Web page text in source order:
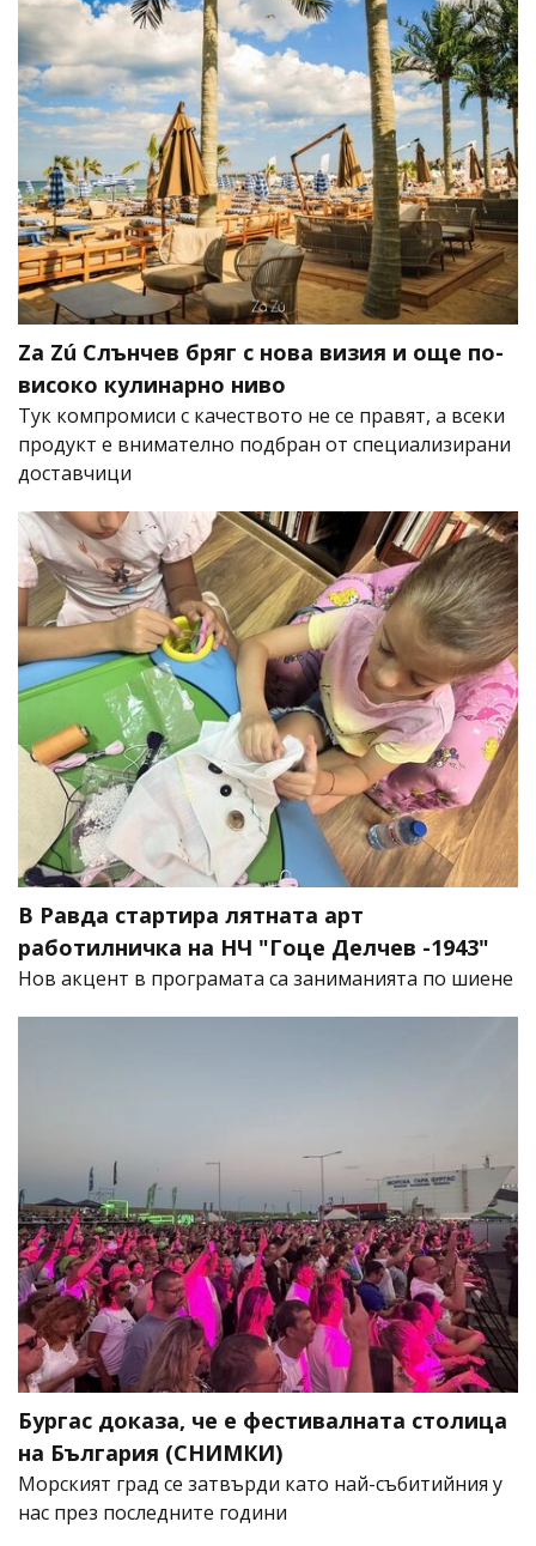
Za Zú Слънчев бряг с нова визия и още по-
високо кулинарно ниво
Тук компромиси с качеството не се правят, а всеки
продукт е внимателно подбран от специализирани
доставчици
В Равда стартира лятната арт
работилничка на НЧ "Гоце Делчев -1943"
Нов акцент в програмата са заниманията по шиене
Бургас доказа, че е фестивалната столица
на България (СНИМКИ)
Морският град се затвърди като най-събитийния у
нас през последните години